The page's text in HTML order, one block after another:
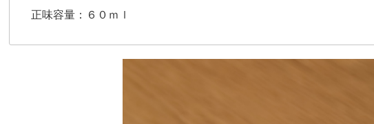
正味容量：６０ｍｌ